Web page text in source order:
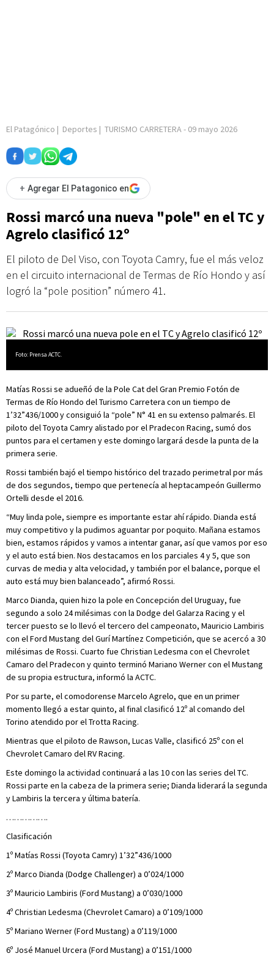
El Patagónico | Deportes | TURISMO CARRETERA- 09 mayo 2026
+ Agregar El Patagonico en
Rossi marcó una nueva "pole" en el TC y
Agrelo clasificó 12º
El piloto de Del Viso, con Toyota Camry, fue el más veloz
en el circuito internacional de Termas de Río Hondo y así
logró la “pole position” número 41.
Foto: Prensa ACTC.
Matías Rossi se adueñó de la Pole Cat del Gran Premio Fotón de
Termas de Río Hondo del Turismo Carretera con un tiempo de
1’32”436/1000 y consiguió la “pole” N° 41 en su extenso palmarés. El
piloto del Toyota Camry alistado por el Pradecon Racing, sumó dos
puntos para el certamen y este domingo largará desde la punta de la
primera serie.
Rossi también bajó el tiempo histórico del trazado perimetral por más
de dos segundos, tiempo que pertenecía al heptacampeón Guillermo
Ortelli desde el 2016.
“Muy linda pole, siempre es importante estar ahí rápido. Dianda está
muy competitivo y la pudimos aguantar por poquito. Mañana estamos
bien, estamos rápidos y vamos a intentar ganar, así que vamos por eso
y el auto está bien. Nos destacamos en los parciales 4 y 5, que son
curvas de media y alta velocidad, y también por el balance, porque el
auto está muy bien balanceado”, afirmó Rossi.
Marco Dianda, quien hizo la pole en Concepción del Uruguay, fue
segundo a solo 24 milésimas con la Dodge del Galarza Racing y el
tercer puesto se lo llevó el tercero del campeonato, Mauricio Lambiris
con el Ford Mustang del Gurí Martínez Competición, que se acercó a 30
milésimas de Rossi. Cuarto fue Christian Ledesma con el Chevrolet
Camaro del Pradecon y quinto terminó Mariano Werner con el Mustang
de su propia estructura, informó la ACTC.
Por su parte, el comodorense Marcelo Agrelo, que en un primer
momento llegó a estar quinto, al final clasificó 12º al comando del
Torino atendido por el Trotta Racing.
Mientras que el piloto de Rawson, Lucas Valle, clasificó 25º con el
Chevrolet Camaro del RV Racing.
Este domingo la actividad continuará a las 10 con las series del TC.
Rossi parte en la cabeza de la primera serie; Dianda liderará la segunda
y Lambiris la tercera y última batería.
…………….
Clasificación
1º Matías Rossi (Toyota Camry) 1’32”436/1000
2º Marco Dianda (Dodge Challenger) a 0’024/1000
3º Mauricio Lambiris (Ford Mustang) a 0’030/1000
4º Christian Ledesma (Chevrolet Camaro) a 0’109/1000
5º Mariano Werner (Ford Mustang) a 0’119/1000
6º José Manuel Urcera (Ford Mustang) a 0’151/1000